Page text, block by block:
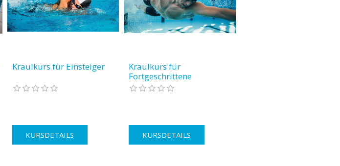
Kraulkurs für Einsteiger
Kraulkurs für
Fortgeschrittene